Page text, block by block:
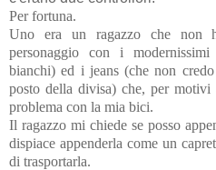
Per fortuna.
Uno era un ragazzo che
personaggio con i
bianchi) ed i jeans (che non
posto della divisa) che, per
problema con la mia bici.
Il ragazzo mi chiede se posso
dispiace appenderla come un
di trasportarla.